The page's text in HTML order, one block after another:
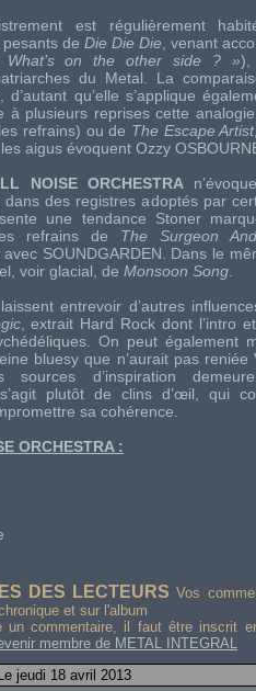
est régulièrement
pesants de Die Die Die , venant
What’s on the other side ? »),
du Metal . La
, d’autant qu’elle s’applique
à plusieurs reprises cette
refrains) ou de The Escape Artist
aigus évoquent Ozzy
NOISE ORCHESTRA
des registres adoptés par
une tendance Stoner
refrains de The Surgeon
avec SOUNDGARDEN . Dans le
voir glacial, de Monsoon Song
entrevoir d’autres
, extrait Hard Rock dont l’intro
On peut également
bluesy que n’aurait pas reniée
sources d’inspiration
plutôt de clins d’œil, qui
sa cohérence.
ORCHESTRA :
DES LECTEURS Vos
et sur l'album
un commentaire, il faut être inscrit
membre de METAL INTEGRAL
Le jeudi 18 avril 2013